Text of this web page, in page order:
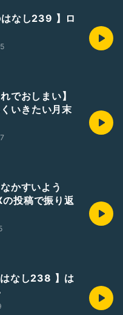
なし239 】ロ
でおしまい】
いきたい月末
かすいよう
投稿で振り返
なし238 】は